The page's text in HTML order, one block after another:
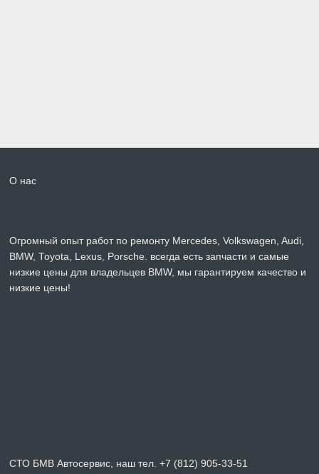
О нас
Огромный опыт работ по ремонту Mercedes, Volkswagen, Audi,
BMW, Toyota, Lexus, Porsche. всегда есть запчасти и самые
низкие цены для владельцев BMW, мы гарантируем качество и
низкие цены!
СТО БМВ Автосервис, наш тел. +7 (812) 905-33-51